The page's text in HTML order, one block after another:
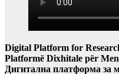
Digital Platform for
Platformë Dixhitale për
Дигитална платформа за